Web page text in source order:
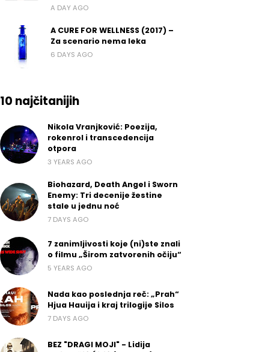
A DAY AGO
A CURE FOR WELLNESS (2017) –
Za scenario nema leka
6 DAYS AGO
10 najčitanijih
Nikola Vranjković: Poezija,
rokenrol i transcedencija
otpora
3 YEARS AGO
Biohazard, Death Angel i Sworn
Enemy: Tri decenije žestine
stale u jednu noć
7 DAYS AGO
7 zanimljivosti koje (ni)ste znali
o filmu „Širom zatvorenih očiju“
5 YEARS AGO
Nada kao poslednja reč: „Prah“
Hjua Hauija i kraj trilogije Silos
7 DAYS AGO
BEZ "DRAGI MOJI" - Lidija